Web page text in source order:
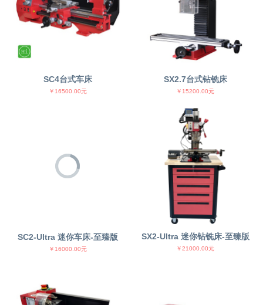
SC4台式车床
￥16500.00元
SX2.7台式钻铣床
￥15200.00元
SC2-Ultra 迷你车床-至臻版
￥16000.00元
SX2-Ultra 迷你钻铣床-至臻版
￥21000.00元